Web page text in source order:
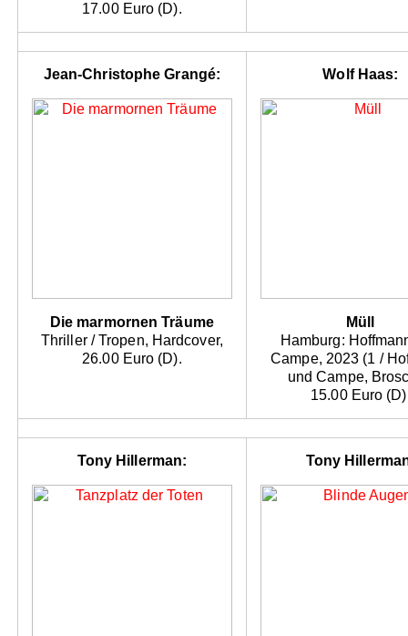
17.00 Euro (D).
Jean-Christophe Grangé:
Die marmornen Träume
Thriller / Tropen, Hardcover,
26.00 Euro (D).
Wolf Haas:
Müll
Hamburg:
Campe, 2023 (1 /
und Campe,
15.00 Euro
Tony Hillerman: Tony